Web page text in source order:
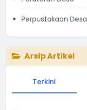
Perpustakaan Desa
Arsip Artikel
Terkini